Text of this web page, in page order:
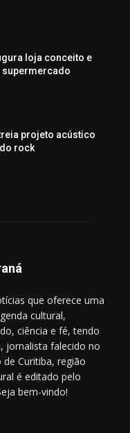
loja conceito e
supermercado
projeto acústico
rock
que oferece uma
cultural,
ciência e fé, tendo
jornalista falecido no
Curitiba, região
é editado pelo
bem-vindo!